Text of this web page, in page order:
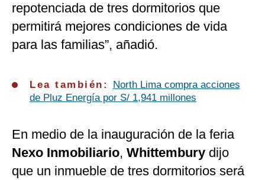
repotenciada de tres dormitorios que
permitirá mejores condiciones de vida
para las familias”, añadió.
Lea también:
North Lima compra acciones
de Pluz Energía por S/ 1,941 millones
En medio de la inauguración de la feria
Nexo Inmobiliario, Whittembury dijo
que un inmueble de tres dormitorios será